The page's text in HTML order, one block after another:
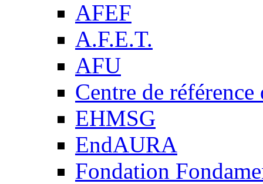
AFEF
A.F.E.T.
AFU
Centre de
EHMSG
EndAURA
Fondation